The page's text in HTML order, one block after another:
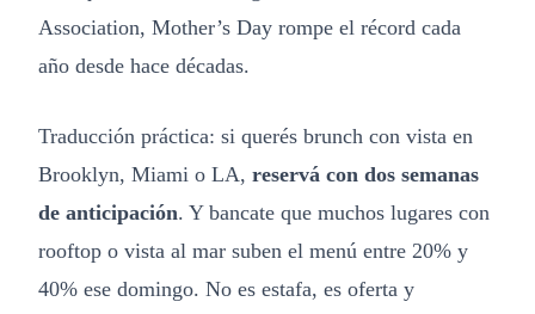
Association, Mother’s Day rompe el récord cada
año desde hace décadas.
Traducción práctica: si querés brunch con vista en
Brooklyn, Miami o LA, reservá con dos semanas
de anticipación. Y bancate que muchos lugares con
rooftop o vista al mar suben el menú entre 20% y
40% ese domingo. No es estafa, es oferta y